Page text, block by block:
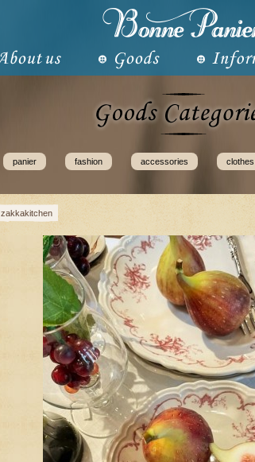
panier fashion accessories clothes
zakkakitchen